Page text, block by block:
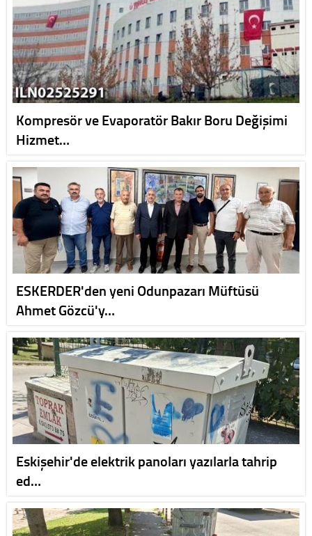
Kompresör ve Evaporatör Bakır Boru Değişimi
Hizmet…
ESKERDER'den yeni Odunpazarı Müftüsü
Ahmet Gözcü'y…
Eskişehir'de elektrik panoları yazılarla tahrip
ed…